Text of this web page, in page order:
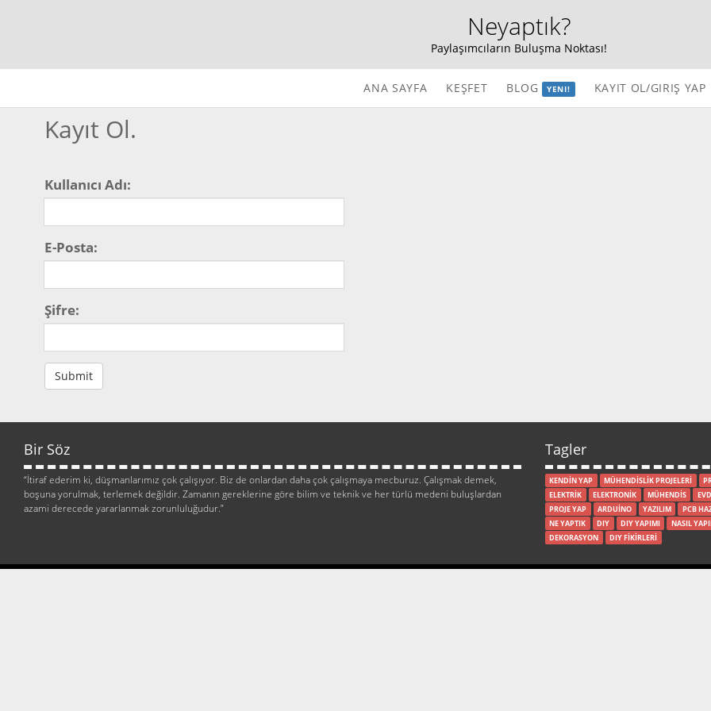
Neyaptık?
Paylaşımcıların Buluşma Noktası!
ANA SAYFA KEŞFET BLOG YENI! KAYIT OL/GIRIŞ YAP
Kayıt Ol.
Kullanıcı Adı:
E-Posta:
Şifre:
Submit
Bir Söz
“İtiraf ederim ki, düşmanlarımız çok çalışıyor. Biz de onlardan daha çok çalışmaya mecburuz. Çalışmak demek,
boşuna yorulmak, terlemek değildir. Zamanın gereklerine göre bilim ve teknik ve her türlü medeni buluşlardan
azami derecede yararlanmak zorunluluğudur.”
Tagler
KENDİN YAP MÜHENDİSLİK PROJELERİ
ELEKTRİK
ELEKTRONİK MÜHENDİS
PROJE YAP
ARDUİNO YAZILIM
PCB
NE YAPTIK
DIY DIY YAPIMI
NASIL
DEKORASYON
DIY FİKİRLERİ